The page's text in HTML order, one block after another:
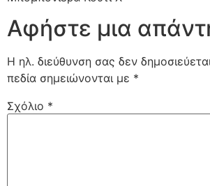
Αφήστε μια
Η ηλ. διεύθυνση σας δεν
πεδία σημειώνονται με *
Σχόλιο *